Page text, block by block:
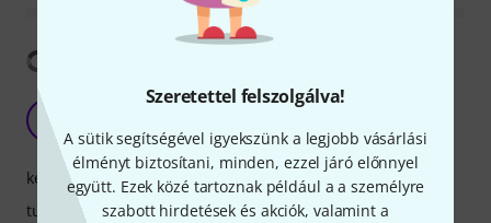
Szeretettel felszolgálva!
A sütik segítségével igyekszünk a legjobb vásárlási
élményt biztosítani, minden, ezzel járó előnnyel
együtt. Ezek közé tartoznak például a a személyre
szabott hirdetések és akciók, valamint a
' Fantastic for the price with some small nags
'lis 06.03.2026
kezelés
tulajdonsagok